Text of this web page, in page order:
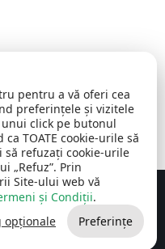
rezervate
Publice SRL
pentru a vă oferi cea
preferințele și vizitele
click pe butonul
TOATE cookie-urile să
să refuzați cookie-urile
„Refuz”. Prin
Site-ului web vă
și Condiții.
opționale Preferințe